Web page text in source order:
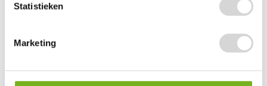
Statistieken
Marketing